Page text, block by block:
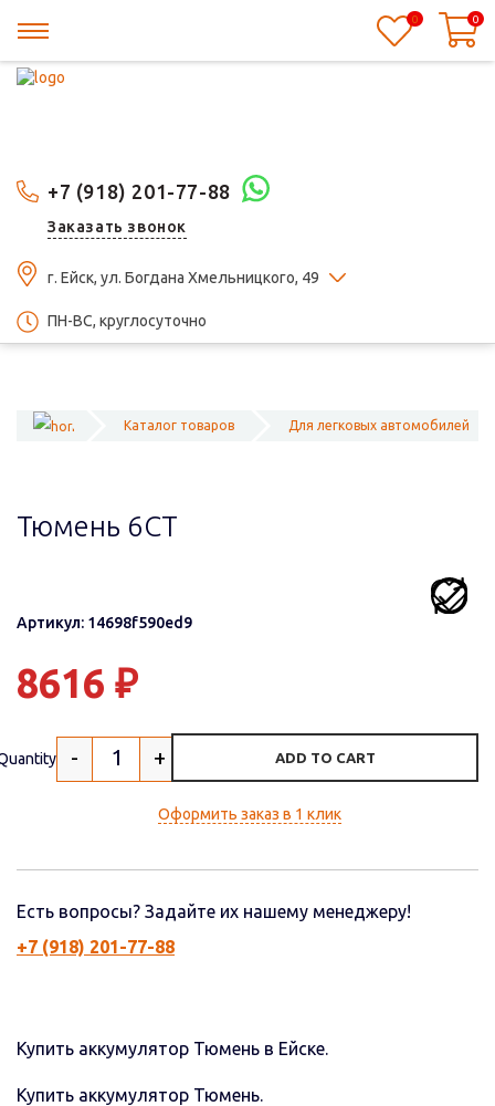
+7 (918) 201-77-88
Заказать звонок
г. Ейск, ул. Богдана Хмельницкого, 49
ПН-ВС, круглосуточно
0 0
Каталог товаров Для легковых автомобилей
Тюмень 6СТ
Артикул: 14698f590ed9
8616 ₽
- + ADD TO CART
Оформить заказ в 1 клик
Есть вопросы? Задайте их нашему менеджеру!
+7 (918) 201-77-88
Купить аккумулятор Тюмень в Ейске.
Купить аккумулятор Тюмень.